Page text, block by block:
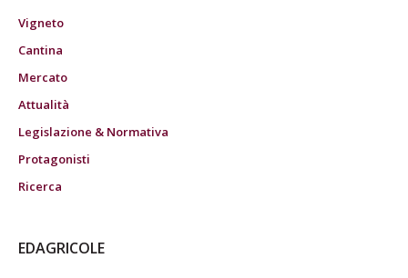
Vigneto
Cantina
Mercato
Attualità
Legislazione & Normativa
Protagonisti
Ricerca
EDAGRICOLE